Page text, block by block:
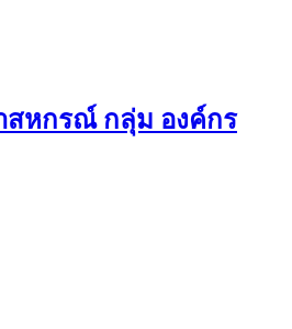
สหกรณ์ กลุ่ม องค์กร